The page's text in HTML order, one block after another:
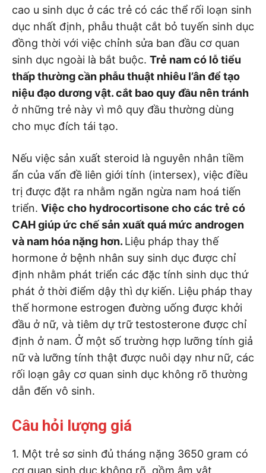
cao u sinh dục ở các trẻ có các thể rối loạn sinh
dục nhất định, phẫu thuật cắt bỏ tuyến sinh dục
đồng thời với việc chỉnh sửa ban đầu cơ quan
sinh dục ngoài là bắt buộc. Trẻ nam có lỗ tiểu
thấp thường cần phẫu thuật nhiêu l’ân để tạo
niệu đạo dương vật. cắt bao quy đầu nên tránh
ở những trẻ này vì mô quy đầu thường dùng
cho mục đích tái tạo.
Nếu việc sản xuất steroid là nguyên nhân tiềm
ẩn của vấn đề liên giới tính (intersex), việc điều
trị được đặt ra nhằm ngăn ngừa nam hoá tiến
triển. Việc cho hydrocortisone cho các trẻ có
CAH giúp ức chế sản xuất quá mức androgen
và nam hóa nặng hơn. Liệu pháp thay thế
hormone ở bệnh nhân suy sinh dục được chỉ
định nhằm phát triển các đặc tính sinh dục thứ
phát ở thời điểm dậy thì dự kiến. Liệu pháp thay
thế hormone estrogen đường uống được khởi
đầu ở nữ, và tiêm dự trữ testosterone được chỉ
định ở nam. Ở một số trường hợp lưỡng tính giả
nữ và lưỡng tính thật được nuôi dạy như nữ, các
rối loạn gây cơ quan sinh dục không rõ thường
dẫn đến vô sinh.
Câu hỏi lượng giá
1. Một trẻ sơ sinh đủ tháng nặng 3650 gram có
cơ quan sinh dục không rõ, gồm âm vật